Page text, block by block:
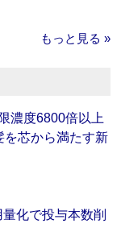
もっと見る »
濃度6800倍以上
を芯から満たす新
化で投与本数削